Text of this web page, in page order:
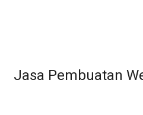
Jasa Pembuatan